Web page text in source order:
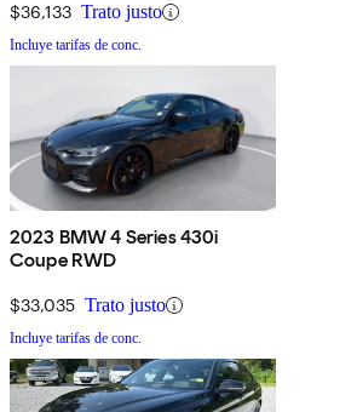
$36,133 Trato justo
Incluye tarifas de conc.
2023 BMW 4 Series 430i
Coupe RWD
$33,035 Trato justo
Incluye tarifas de conc.